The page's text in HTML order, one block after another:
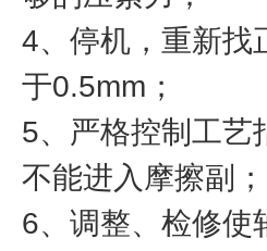
4、停机，重新找
于0.5mm；
5、严格控制工艺
不能进入摩擦副；
6、调整、检修使